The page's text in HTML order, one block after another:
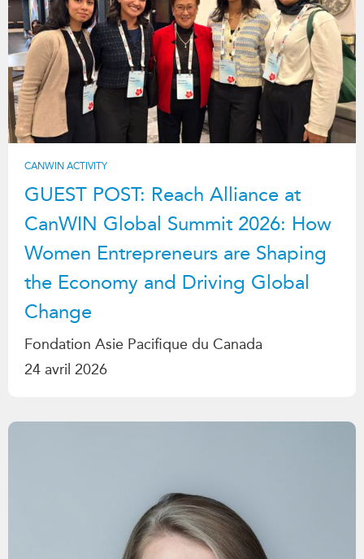
CANWIN ACTIVITY
GUEST POST: Reach Alliance at
CanWIN Global Summit 2026: How
Women Entrepreneurs are Shaping
the Economy and Driving Global
Change
Fondation Asie Pacifique du Canada
24 avril 2026